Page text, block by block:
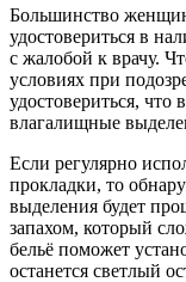
Большинство
удостовериться в
с жалобой к врачу.
условиях при
удостовериться,
влагалищные
Если регулярно
прокладки, то
выделения будет
запахом, который
бельё поможет
останется светлый